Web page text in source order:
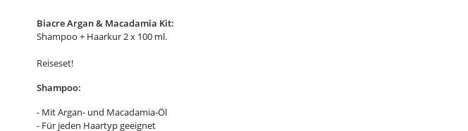
Biacre Argan & Macadamia Kit:
Shampoo + Haarkur 2 x 100 ml.
Reiseset!
Shampoo:
- Mit Argan- und Macadamia-Öl
- Für jeden Haartyp geeignet